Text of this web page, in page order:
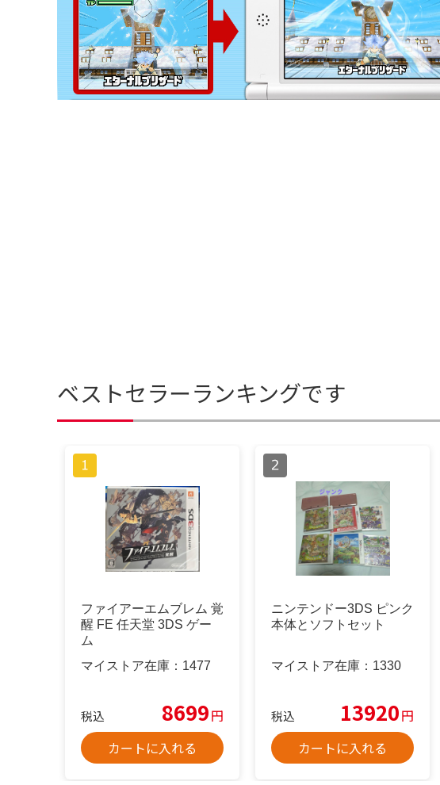
ベストセラーランキングです
ファイアーエムブレム 覚
醒 FE 任天堂 3DS ゲー
ム
マイストア在庫： 1477
税込 8699円
カートに入れる
ニンテンドー3DS ピンク
本体とソフトセット
マイストア在庫： 1330
税込 13920円
カートに入れる